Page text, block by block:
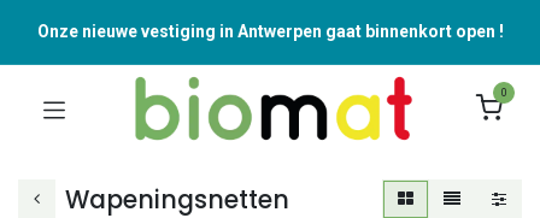
Onze nieuwe vestiging in Antwerpen gaat binnenkort open !
0
Wapeningsnetten